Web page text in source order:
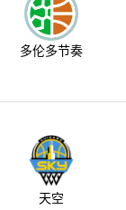
多伦多节奏
天空